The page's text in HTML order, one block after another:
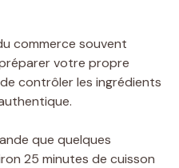
commerce souvent
votre propre
contrôler les ingrédients
que quelques
25 minutes de cuisson